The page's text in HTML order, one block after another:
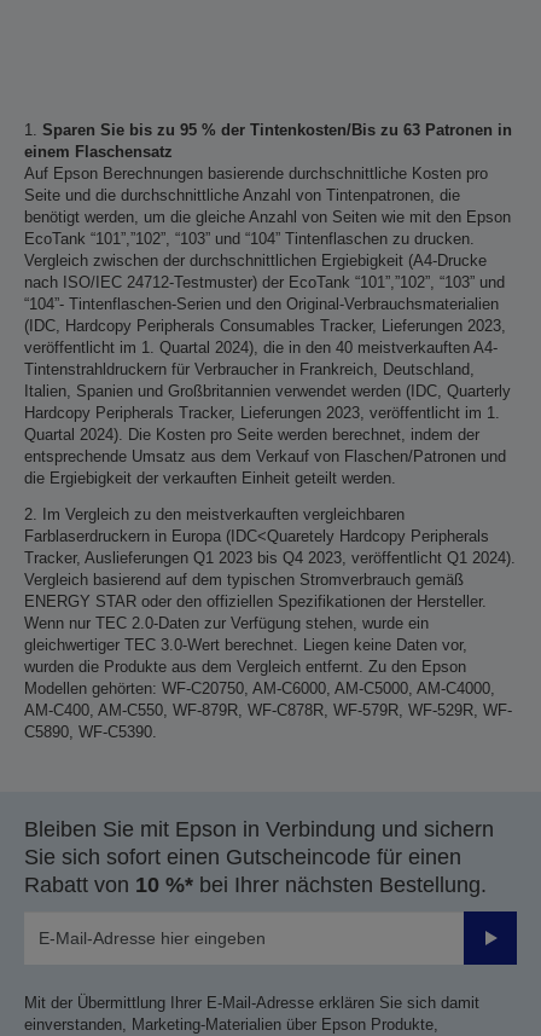
1. Sparen Sie bis zu 95 % der Tintenkosten/Bis zu 63 Patronen in
einem Flaschensatz
Auf Epson Berechnungen basierende durchschnittliche Kosten pro
Seite und die durchschnittliche Anzahl von Tintenpatronen, die
benötigt werden, um die gleiche Anzahl von Seiten wie mit den Epson
EcoTank “101”,”102”, “103” und “104” Tintenflaschen zu drucken.
Vergleich zwischen der durchschnittlichen Ergiebigkeit (A4-Drucke
nach ISO/IEC 24712-Testmuster) der EcoTank “101”,”102”, “103” und
“104”- Tintenflaschen-Serien und den Original-Verbrauchsmaterialien
(IDC, Hardcopy Peripherals Consumables Tracker, Lieferungen 2023,
veröffentlicht im 1. Quartal 2024), die in den 40 meistverkauften A4-
Tintenstrahldruckern für Verbraucher in Frankreich, Deutschland,
Italien, Spanien und Großbritannien verwendet werden (IDC, Quarterly
Hardcopy Peripherals Tracker, Lieferungen 2023, veröffentlicht im 1.
Quartal 2024). Die Kosten pro Seite werden berechnet, indem der
entsprechende Umsatz aus dem Verkauf von Flaschen/Patronen und
die Ergiebigkeit der verkauften Einheit geteilt werden.
2. Im Vergleich zu den meistverkauften vergleichbaren
Farblaserdruckern in Europa (IDC<Quaretely Hardcopy Peripherals
Tracker, Auslieferungen Q1 2023 bis Q4 2023, veröffentlicht Q1 2024).
Vergleich basierend auf dem typischen Stromverbrauch gemäß
ENERGY STAR oder den offiziellen Spezifikationen der Hersteller.
Wenn nur TEC 2.0-Daten zur Verfügung stehen, wurde ein
gleichwertiger TEC 3.0-Wert berechnet. Liegen keine Daten vor,
wurden die Produkte aus dem Vergleich entfernt. Zu den Epson
Modellen gehörten: WF-C20750, AM-C6000, AM-C5000, AM-C4000,
AM-C400, AM-C550, WF-879R, WF-C878R, WF-579R, WF-529R, WF-
C5890, WF-C5390.
Bleiben Sie mit Epson in Verbindung und sichern
Sie sich sofort einen Gutscheincode für einen
Rabatt von 10 %* bei Ihrer nächsten Bestellung.
Mit der Übermittlung Ihrer E-Mail-Adresse erklären Sie sich damit
einverstanden, Marketing-Materialien über Epson Produkte,